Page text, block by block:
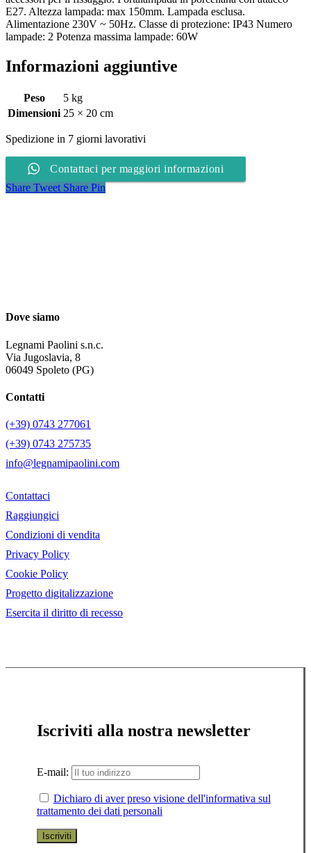
E27. Altezza lampada: max 150mm. Lampada esclusa.
Alimentazione 230V ~ 50Hz. Classe di protezione: IP43 Numero
lampade: 2 Potenza massima lampade: 60W
Informazioni aggiuntive
Peso
5 kg
Dimensioni 25 × 20 cm
Spedizione in 7 giorni lavorativi
Contattaci per maggiori informazioni
Share Tweet Share Pin
Dove siamo
Legnami Paolini s.n.c.
Via Jugoslavia, 8
06049 Spoleto (PG)
Contatti
(+39) 0743 277061
(+39) 0743 275735
info@legnamipaolini.com
Contattaci
Raggiungici
Condizioni di vendita
Privacy Policy
Cookie Policy
Progetto digitalizzazione
Esercita il diritto di recesso
Iscriviti alla nostra newsletter
E-mail:
Dichiaro di aver preso visione dell'informativa sul
trattamento dei dati personali